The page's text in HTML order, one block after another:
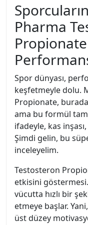
Pharma
Spor dünyası,
keşfetmeyle dolu.
Propionate,
ama bu formül
ifadeyle, kas
Şimdi gelin, bu
inceleyelim.
Testosteron
etkisini
vücutta hızlı bir
etmeye başlar.
üst düzey